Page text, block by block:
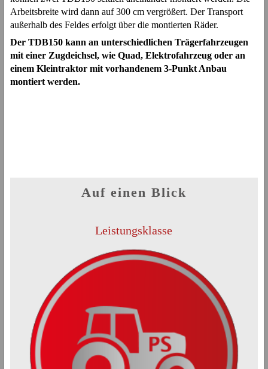
Arbeitsbreite wird dann auf 300 cm vergrößert. Der Transport
außerhalb des Feldes erfolgt über die montierten Räder.
Der TDB150 kann an unterschiedlichen Trägerfahrzeugen
mit einer Zugdeichsel, wie Quad, Elektrofahrzeug oder an
einem Kleintraktor mit vorhandenem 3-Punkt Anbau
montiert werden.
Auf einen Blick
Leistungsklasse